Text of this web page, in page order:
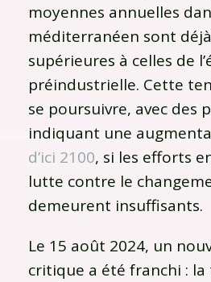
moyennes annuelles
méditerranéen sont déjà
supérieures à celles de
préindustrielle. Cette
se poursuivre, avec des
indiquant une
d’ici 2100, si les efforts
lutte contre le
demeurent insuffisants.
Le 15 août 2024, un
critique a été franchi :